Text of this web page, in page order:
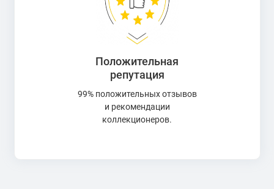
Положительная
репутация
99% положительных отзывов
и рекомендации
коллекционеров.